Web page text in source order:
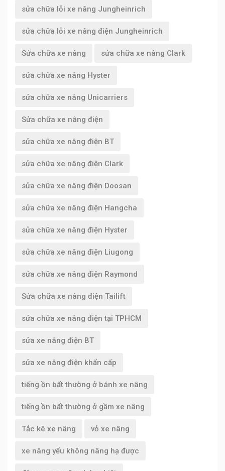
sửa chữa lỗi xe nâng Jungheinrich
sửa chữa lỗi xe nâng điện Jungheinrich
Sửa chữa xe nâng sửa chữa xe nâng Clark
sửa chữa xe nâng Hyster
sửa chữa xe nâng Unicarriers
Sửa chữa xe nâng điện
sửa chữa xe nâng điện BT
sửa chữa xe nâng điện Clark
sửa chữa xe nâng điện Doosan
sửa chữa xe nâng điện Hangcha
sửa chữa xe nâng điện Hyster
sửa chữa xe nâng điện Liugong
sửa chữa xe nâng điện Raymond
Sửa chữa xe nâng điện Tailift
sửa chữa xe nâng điện tại TPHCM
sửa xe nâng điện BT
sửa xe nâng điện khẩn cấp
tiếng ồn bất thường ở bánh xe nâng
tiếng ồn bất thường ở gầm xe nâng
Tắc kê xe nâng vỏ xe nâng
xe nâng yếu không nâng hạ được